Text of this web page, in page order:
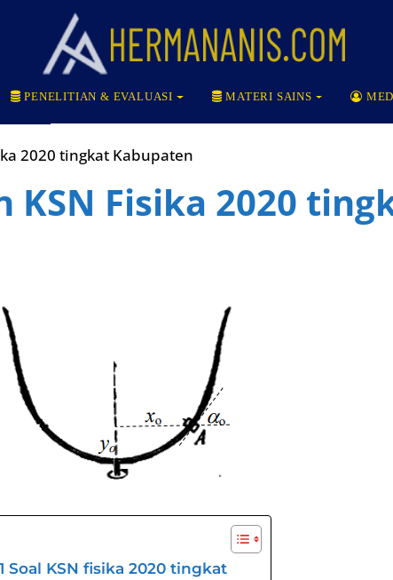
PENELITIAN & EVALUASI MATERI SAINS
2020 tingkat Kabupaten
KSN Fisika 2020
Soal KSN fisika 2020 tingkat